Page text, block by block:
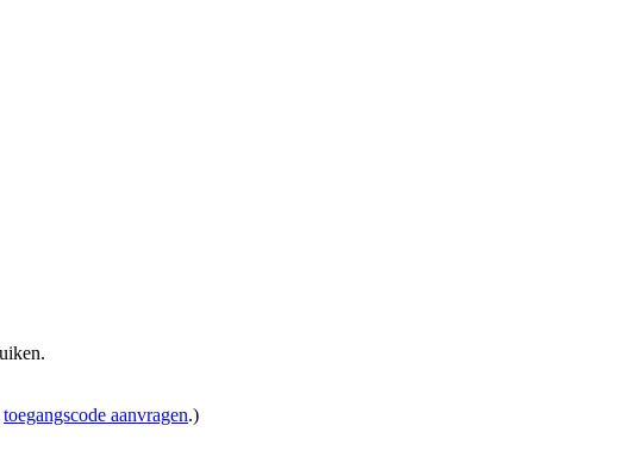
toegangscode aanvragen.)